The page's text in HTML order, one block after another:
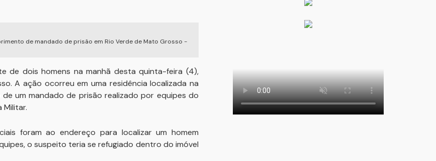
de mandado de prisão em Rio Verde de Mato Grosso -
de dois homens na manhã desta quinta-feira (4),
A ação ocorreu em uma residência localizada na
um mandado de prisão realizado por equipes do
Militar.
foram ao endereço para localizar um homem
o suspeito teria se refugiado dentro do imóvel